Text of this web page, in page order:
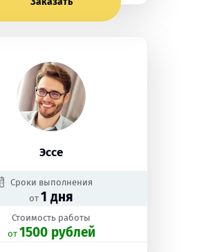
Эссе
Сроки выполнения
от 1 дня
Стоимость работы
oт 1500 рублей